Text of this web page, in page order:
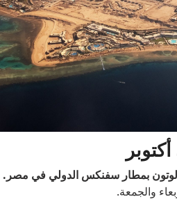
بمطار سفنكس الدولي في مصر.
والجمعة.